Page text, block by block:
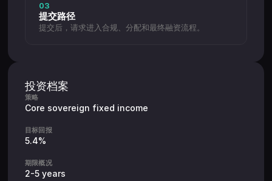
03
提交路径
提交后，请求进入合规、分配和最终融资流程。
投资档案
策略
Core sovereign fixed income
目标回报
5.4%
期限概况
2-5 years